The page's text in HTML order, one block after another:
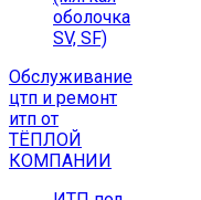
оболочка
SV, SF)
Обслуживание
цтп и ремонт
итп от
ТЁПЛОЙ
КОМПАНИИ